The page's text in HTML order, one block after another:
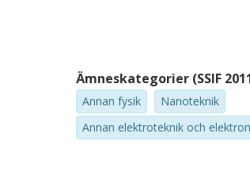
Ämneskategorier (SSIF
Annan fysik
Nanoteknik
Annan elektroteknik och